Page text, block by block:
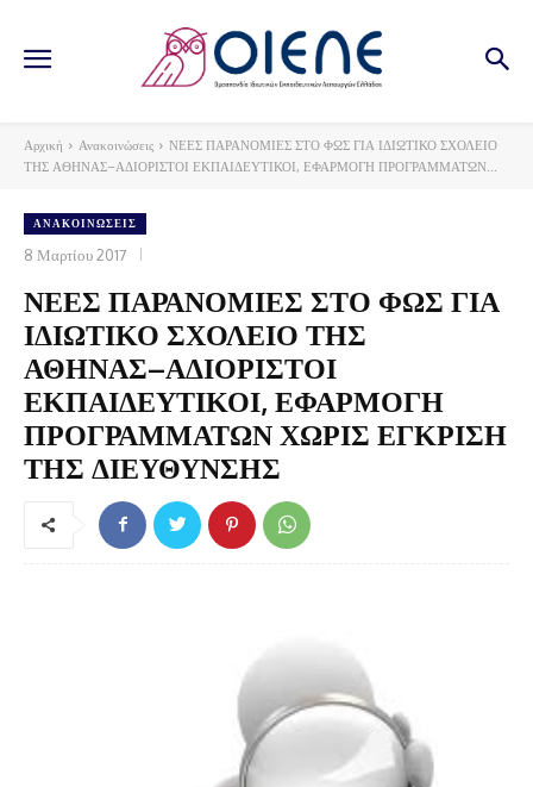
Αρχική Ανακοινώσεις
ΝΕΕΣ ΠΑΡΑΝΟΜΙΕΣ ΣΤΟ ΦΩΣ ΓΙΑ ΙΔΙΩΤΙΚΟ ΣΧΟΛΕΙΟ
ΤΗΣ ΑΘΗΝΑΣ–ΑΔΙΟΡΙΣΤΟΙ ΕΚΠΑΙΔΕΥΤΙΚΟΙ, ΕΦΑΡΜΟΓΗ ΠΡΟΓΡΑΜΜΑΤΩΝ...
ΑΝΑΚΟΙΝΏΣΕΙΣ
8 Μαρτίου 2017
ΝΕΕΣ ΠΑΡΑΝΟΜΙΕΣ ΣΤΟ ΦΩΣ ΓΙΑ
ΙΔΙΩΤΙΚΟ ΣΧΟΛΕΙΟ ΤΗΣ
ΑΘΗΝΑΣ–ΑΔΙΟΡΙΣΤΟΙ
ΕΚΠΑΙΔΕΥΤΙΚΟΙ, ΕΦΑΡΜΟΓΗ
ΠΡΟΓΡΑΜΜΑΤΩΝ ΧΩΡΙΣ ΕΓΚΡΙΣΗ
ΤΗΣ ΔΙΕΥΘΥΝΣΗΣ